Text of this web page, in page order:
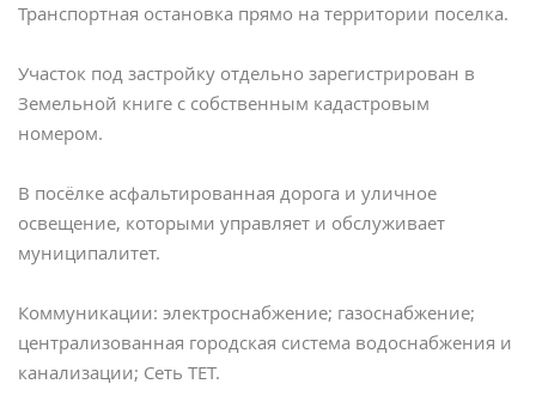
Транспортная остановка прямо на территории поселка.
Участок под застройку отдельно зарегистрирован в
Земельной книге с собственным кадастровым
номером.
В посёлке асфальтированная дорога и уличное
освещение, которыми управляет и обслуживает
муниципалитет.
Коммуникации: электроснабжение; газоснабжение;
централизованная городская система водоснабжения и
канализации; Сеть ТЕТ.